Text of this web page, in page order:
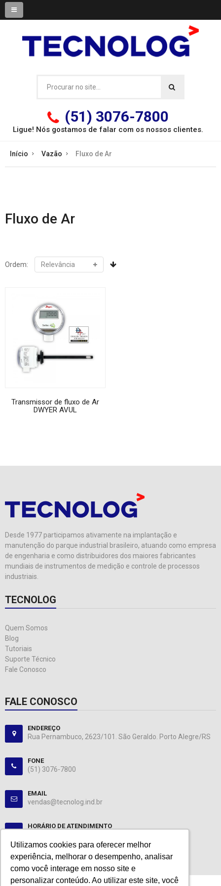
Utilizamos cookies para oferecer melhor
experiência, melhorar o desempenho, analisar
como você interage em nosso site e
personalizar conteúdo. Ao utilizar este site, você
Utilizamos cookies para oferecer melhor
experiência, melhorar o desempenho, analisar
como você interage em nosso site e
personalizar conteúdo. Ao utilizar este site, você
(51) 3076-7800
Ligue! Nós gostamos de falar com os nossos clientes.
Início Vazão Fluxo de Ar
Fluxo de Ar
Ordem:
Transmissor de fluxo de Ar
DWYER AVUL
Desde 1977 participamos ativamente na implantação e
manutenção do parque industrial brasileiro, atuando como empresa
de engenharia e como distribuidores dos maiores fabricantes
mundiais de instrumentos de medição e controle de processos
industriais.
TECNOLOG
Quem Somos
Blog
Tutoriais
Suporte Técnico
Fale Conosco
FALE CONOSCO
ENDEREÇO
Rua Pernambuco, 2623/101. São Geraldo. Porto Alegre/RS
FONE
(51) 3076-7800
EMAIL
vendas@tecnolog.ind.br
HORÁRIO DE ATENDIMENTO